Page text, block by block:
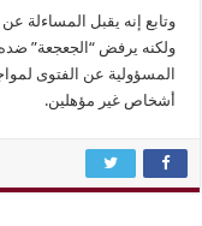
وتابع إنه يقبل المساءلة
ولكنه يرفض “الجعجعة”
المسؤولية عن الفتوى
أشخاص غير مؤهلين.